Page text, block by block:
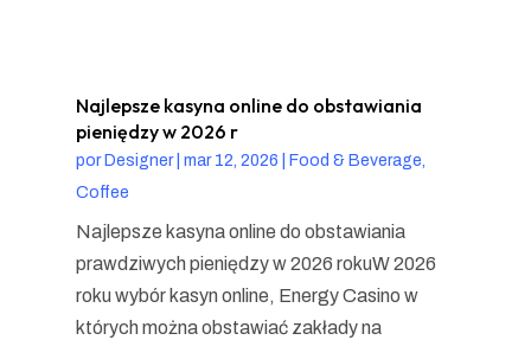
Najlepsze kasyna online do obstawiania
pieniędzy w 2026 r
porDesigner| mar 12, 2026
Food & Beverage,
Coffee
Najlepsze kasyna online do obstawiania
prawdziwych pieniędzy w 2026 rokuW 2026
roku wybór kasyn online, Energy Casino w
których można obstawiać zakłady na